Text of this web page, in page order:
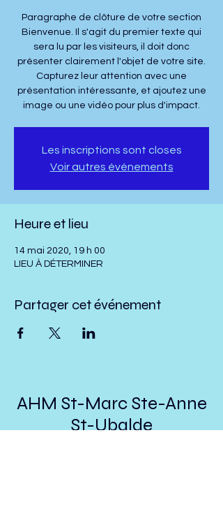
Paragraphe de clôture de votre section
Bienvenue. Il s'agit du premier texte qui
sera lu par les visiteurs, il doit donc
présenter clairement l'objet de votre site.
Capturez leur attention avec une
présentation intéressante, et ajoutez une
image ou une vidéo pour plus d'impact.
Les inscriptions sont closes
Voir autres événements
Heure et lieu
14 mai 2020, 19 h 00
LIEU À DÉTERMINER
Partager cet événement
AHM St-Marc Ste-Anne
St-Ubalde